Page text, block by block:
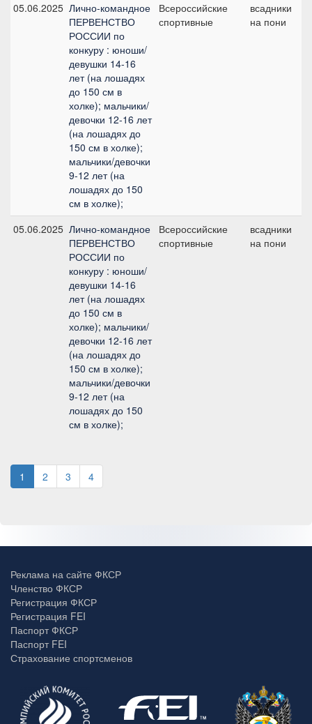
05.06.2025 Лично-командное
ПЕРВЕНСТВО
РОССИИ по
конкуру : юноши/
девушки 14-16
лет (на лошадях
до 150 см в
холке); мальчики/
девочки 12-16 лет
(на лошадях до
150 см в холке);
мальчики/девочки
9-12 лет (на
лошадях до 150
см в холке);
Всероссийские
спортивные
всадники
на пони
05.06.2025 Лично-командное
ПЕРВЕНСТВО
РОССИИ по
конкуру : юноши/
девушки 14-16
лет (на лошадях
до 150 см в
холке); мальчики/
девочки 12-16 лет
(на лошадях до
150 см в холке);
мальчики/девочки
9-12 лет (на
лошадях до 150
см в холке);
Всероссийские
спортивные
всадники
на пони
1 2 3 4
Реклама на сайте ФКСР
Членство ФКСР
Регистрация ФКСР
Регистрация FEI
Паспорт ФКСР
Паспорт FEI
Страхование спортсменов